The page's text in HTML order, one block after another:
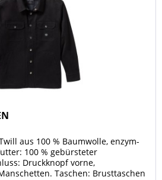
aus 100 % Baumwolle, enzym-
100 % gebürsteter
Druckknopf vorne,
Taschen: Brusttaschen